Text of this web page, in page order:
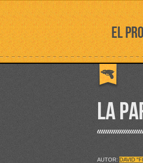
EL
LA
AUTOR: DAVID